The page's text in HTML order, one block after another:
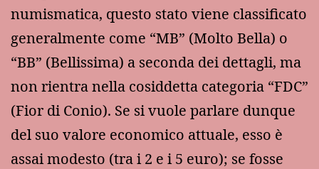
numismatica, questo stato viene classificato
generalmente come “MB” (Molto Bella) o
“BB” (Bellissima) a seconda dei dettagli, ma
non rientra nella cosiddetta categoria “FDC”
(Fior di Conio). Se si vuole parlare dunque
del suo valore economico attuale, esso è
assai modesto (tra i 2 e i 5 euro); se fosse